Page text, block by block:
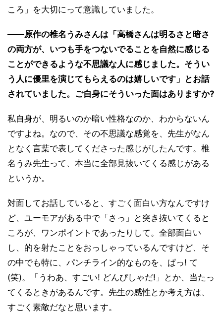
ころ」を大切にって意識していました。
――原作の椎名うみさんは「高橋さんは明るさと暗さ
の両方が、いつも手をつないでることを自然に感じる
ことができるような不思議な人に感じました。そうい
う人に優里を演じてもらえるのは嬉しいです」とお話
されていました。ご自身にそういった面はありますか?
私自身が、明るいのか暗い性格なのか、わからないん
ですよね。なので、その不思議な感覚を、先生がなん
となく言葉で表してくださった感じがしたんです。椎
名うみ先生って、本当に全部見抜いてくる感じがある
というか。
対面してお話していると、すごく面白い方なんですけ
ど、ユーモアがある中で「さっ」と突き抜いてくると
ころが、ワンポイントであったりして。全部面白い
し、的を射たことをおっしゃっているんですけど、そ
の中でも特に、パンチライン的なものを、ぱっ! て
(笑)。「うわあ、すごい! どんぴしゃだ!」とか、当たっ
てくるときがあるんです。先生の感性とか考え方は、
すごく素敵だなと思います。